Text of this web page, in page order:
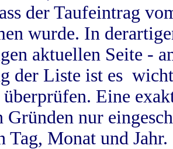
der Taufeintrag
wurde. In
aktuellen Seite -
der Liste ist es
Eine
Gründen nur
Tag, Monat und Jahr.